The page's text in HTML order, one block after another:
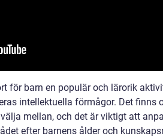
för barn en populär och lärorik
intellektuella förmågor. Det finns
mellan, och det är viktigt att
efter barnens ålder och